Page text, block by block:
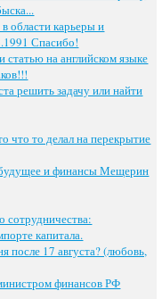
области карьеры и
Спасибо!
на английском языке
решить задачу или найти
что то делал на перекрытие
и финансы Мещерин
сотрудничества:
капитала.
после 17 августа? (любовь,
финансов РФ